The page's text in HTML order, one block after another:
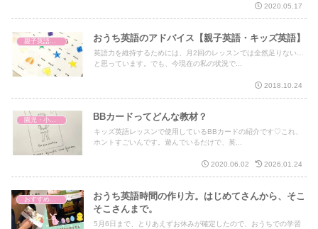
2020.05.17
親子英語レッスン おうち英語のアドバイス【親子英語・キッズ英語】
英語力を維持するためには、月2回のレッスンでは全然足りない…
と思っています。でも、今現在の私の状況で...
2018.10.24
園児・小学生 キッズ英語 BBカードってどんな教材？
キッズ英語レッスンで使用しているBBカードの紹介です♡これ、
ホントすごいんです。遊んでいるだけで、英...
2020.06.02 2026.01.24
おうち英語時間の作り方。はじめてさんから、そこ
そこさんまで。
5月6日まで、とりあえずお休みが確定したので、おうちでの学習